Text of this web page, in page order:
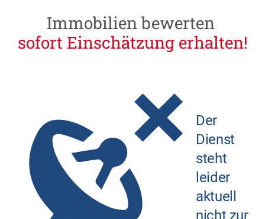
Immobilienbewerten
sofort Einschätzung erhalten!